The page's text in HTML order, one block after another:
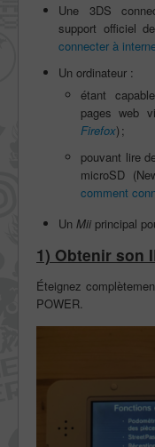
Une 3DS
support officiel de
connecter à
Un ordinateur :
étant
pages web
Firefox) ;
pouvant lire
microSD
comment
Un Mii principal
1) Obtenir son
Éteignez
POWER.